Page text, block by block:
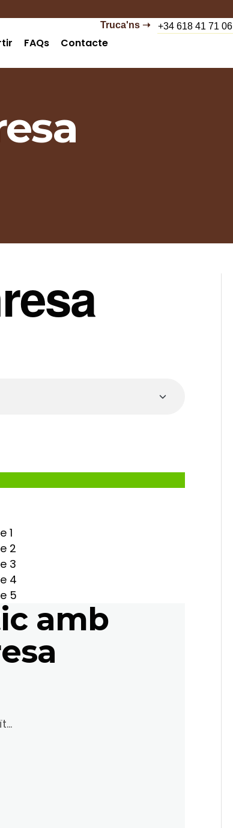
FAQs Contacte
Truca'ns ➝ +34 618 41 71 06
amb